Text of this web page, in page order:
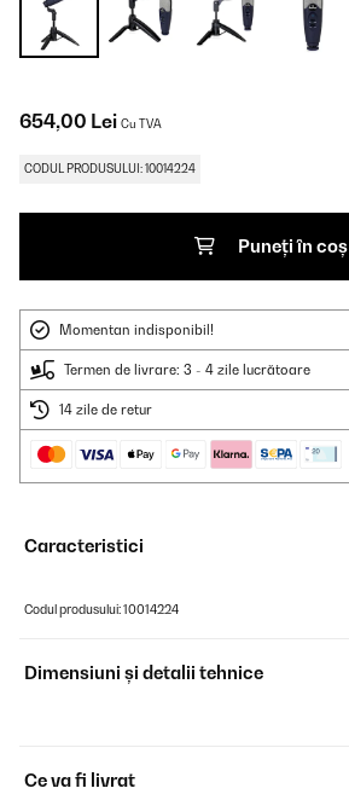
654,00 Lei Cu TVA
CODUL PRODUSULUI: 10014224
Puneți în coș
Momentan indisponibil!
Termen de livrare: 3 - 4 zile lucrătoare
14 zile de retur
Caracteristici
Codul produsului: 10014224
Dimensiuni și detalii tehnice
Ce va fi livrat